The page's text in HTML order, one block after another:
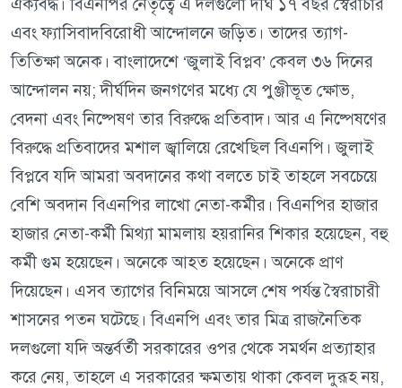
এবং ফ্যাসিবাদবিরোধী আন্দোলনে জড়িত। তাদের ত্যাগ-
তিতিক্ষা অনেক। বাংলাদেশে ‘জুলাই বিপ্লব’ কেবল ৩৬ দিনের
আন্দোলন নয়; দীর্ঘদিন জনগণের মধ্যে যে পুঞ্জীভূত ক্ষোভ,
বেদনা এবং নিষ্পেষণ তার বিরুদ্ধে প্রতিবাদ। আর এ নিষ্পেষণের
বিরুদ্ধে প্রতিবাদের মশাল জ্বালিয়ে রেখেছিল বিএনপি। জুলাই
বিপ্লবে যদি আমরা অবদানের কথা বলতে চাই তাহলে সবচেয়ে
বেশি অবদান বিএনপির লাখো নেতা-কর্মীর। বিএনপির হাজার
হাজার নেতা-কর্মী মিথ্যা মামলায় হয়রানির শিকার হয়েছেন, বহু
কর্মী গুম হয়েছেন। অনেকে আহত হয়েছেন। অনেকে প্রাণ
দিয়েছেন। এসব ত্যাগের বিনিময়ে আসলে শেষ পর্যন্ত স্বৈরাচারী
শাসনের পতন ঘটেছে। বিএনপি এবং তার মিত্র রাজনৈতিক
দলগুলো যদি অন্তর্বর্তী সরকারের ওপর থেকে সমর্থন প্রত্যাহার
করে নেয়, তাহলে এ সরকারের ক্ষমতায় থাকা কেবল দুরূহ নয়,